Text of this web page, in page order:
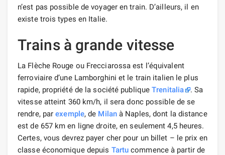
n’est pas possible de voyager en train. D’ailleurs, il en
existe trois types en Italie.
Trains à grande vitesse
La Flèche Rouge ou Frecciarossa est l’équivalent
ferroviaire d’une Lamborghini et le train italien le plus
rapide, propriété de la société publiqueTrenitalia
. Sa
vitesse atteint 360 km/h, il sera donc possible de se
rendre, parexemple, de Milanà Naples, dont la distance
est de 657 km en ligne droite, en seulement 4,5 heures.
Certes, vous devrez payer cher pour un billet – le prix en
classe économique depuis Tartu commence à partir de